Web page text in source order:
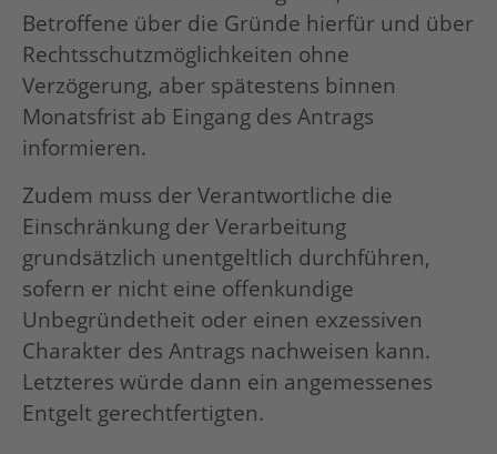
Betroffene über die Gründe hierfür und über
Rechtsschutzmöglichkeiten ohne
Verzögerung, aber spätestens binnen
Monatsfrist ab Eingang des Antrags
informieren.
Zudem muss der Verantwortliche die
Einschränkung der Verarbeitung
grundsätzlich unentgeltlich durchführen,
sofern er nicht eine offenkundige
Unbegründetheit oder einen exzessiven
Charakter des Antrags nachweisen kann.
Letzteres würde dann ein angemessenes
Entgelt gerechtfertigten.